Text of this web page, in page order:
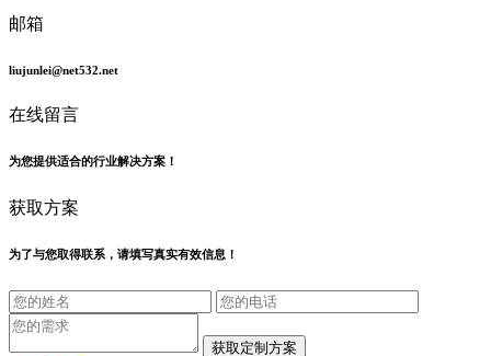
邮箱
liujunlei@net532.net
在线留言
为您提供适合的行业解决方案！
获取方案
为了与您取得联系，请填写真实有效信息！